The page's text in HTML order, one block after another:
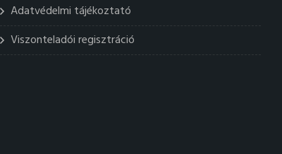
Adatvédelmi tájékoztató
Viszonteladói regisztráció